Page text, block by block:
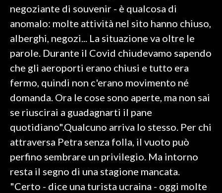
SARDEGNA TURISMO
SARDI NEL MONDO
NOTIZIE
EVENTI
#CARAUNIONE
INSULARITÀ
INFO AZIENDE
ABBONATI
negoziante di souvenir - è qualcosa di
anomalo: molte attività nel sito hanno chiuso,
alberghi, negozi... La situazione va oltre le
parole. Durante il Covid chiudevamo sapendo
che gli aeroporti erano chiusi e tutto era
fermo, quindi non c'erano movimento né
domanda. Ora le cose sono aperte, ma non sai
se riuscirai a guadagnarti il pane
quotidiano".Qualcuno arriva lo stesso. Per chi
attraversa Petra senza folla, il vuoto può
perfino sembrare un privilegio. Ma intorno
resta il segno di una stagione mancata.
"Certo - dice una turista ucraina - oggi molte